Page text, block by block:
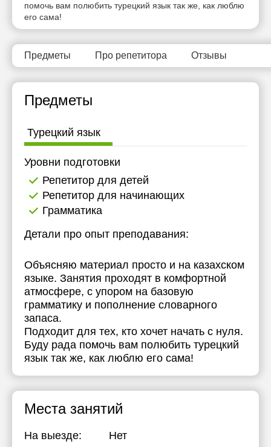
помочь вам полюбить турецкий язык так же, как люблю
его сама!
Предметы Про репетитора Отзывы
Предметы
Турецкий язык
Уровни подготовки
Репетитор для детей
Репетитор для начинающих
Грамматика
Детали про опыт преподавания:
Объясняю материал просто и на казахском
языке. Занятия проходят в комфортной
атмосфере, с упором на базовую
грамматику и пополнение словарного
запаса.
Подходит для тех, кто хочет начать с нуля.
Буду рада помочь вам полюбить турецкий
язык так же, как люблю его сама!
Места занятий
На выезде: Нет
14:30
15:00
15:30
16:30
17:30
18:00
18:30
19:00